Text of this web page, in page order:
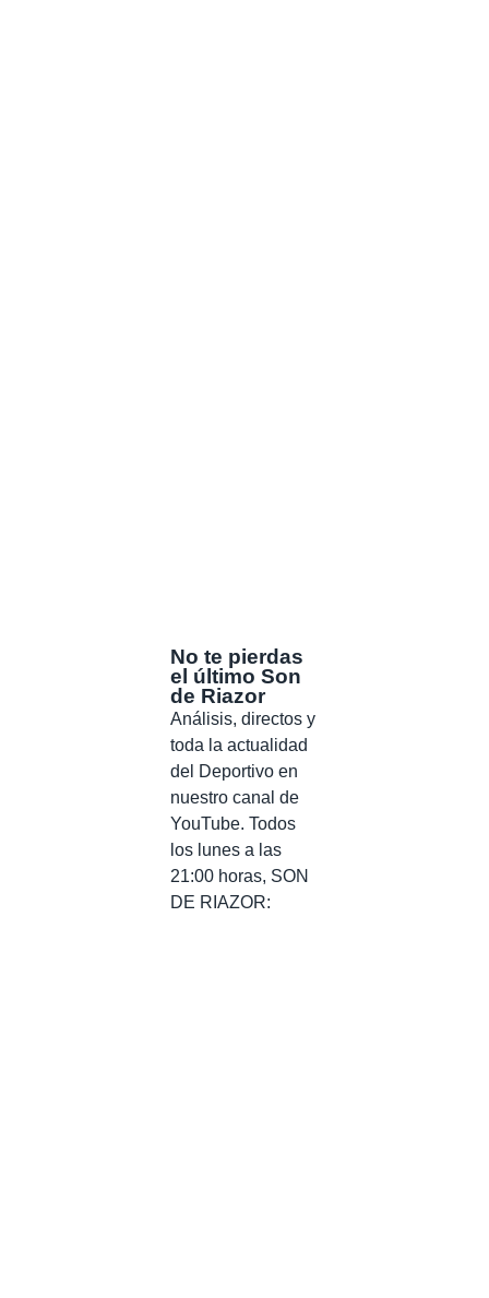
No te pierdas
el último Son
de Riazor
Análisis, directos y
toda la actualidad
del Deportivo en
nuestro canal de
YouTube. Todos
los lunes a las
21:00 horas, SON
DE RIAZOR: